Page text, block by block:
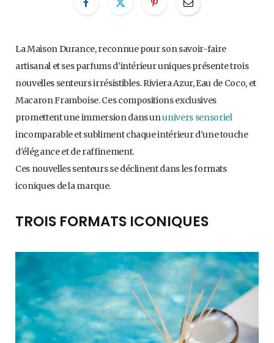
La Maison Durance, reconnue pour son savoir-faire
artisanal et ses parfums d’intérieur uniques présente trois
nouvelles senteurs irrésistibles. Riviera Azur, Eau de Coco, et
Macaron Framboise. Ces compositions exclusives
promettent une immersion dans ununivers sensoriel
incomparable et subliment chaque intérieur d’une touche
d’élégance et de raffinement.
Ces nouvelles senteurs se déclinent dans les formats
iconiques de la marque.
TROIS FORMATS ICONIQUES